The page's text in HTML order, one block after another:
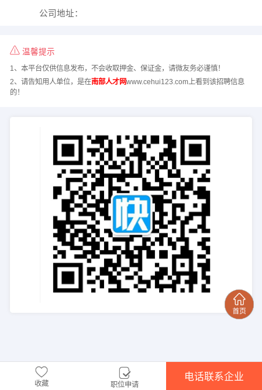
公司地址：
温馨提示
1、本平台仅供信息发布，不会收取押金、保证金，请微友务必谨慎！
2、请告知用人单位，是在南部人才网www.cehui123.com上看到该招聘信息
的！
收藏 职位申请
电话联系企业